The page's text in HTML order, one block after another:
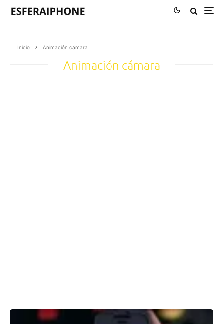
Inicio Animación cámara
Animación cámara